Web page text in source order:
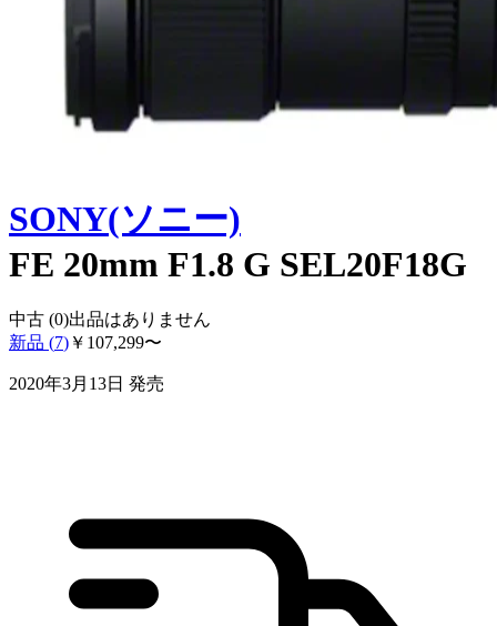
SONY(ソニー)
FE 20mm F1.8 G SEL20F18G
中古 (0)出品はありません
新品 (7) ￥ 107,299〜
2020年3月13日 発売